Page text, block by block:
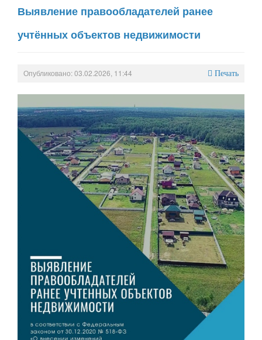
Выявление правообладателей ранее
учтённых объектов недвижимости
Опубликовано: 03.02.2026, 11:44 Печать